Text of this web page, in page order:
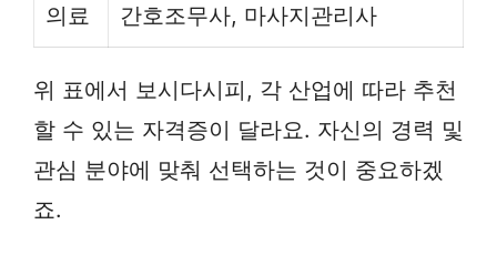
의료 간호조무사, 마사지관리사
위 표에서 보시다시피, 각 산업에 따라 추천
할 수 있는 자격증이 달라요. 자신의 경력 및
관심 분야에 맞춰 선택하는 것이 중요하겠
죠.